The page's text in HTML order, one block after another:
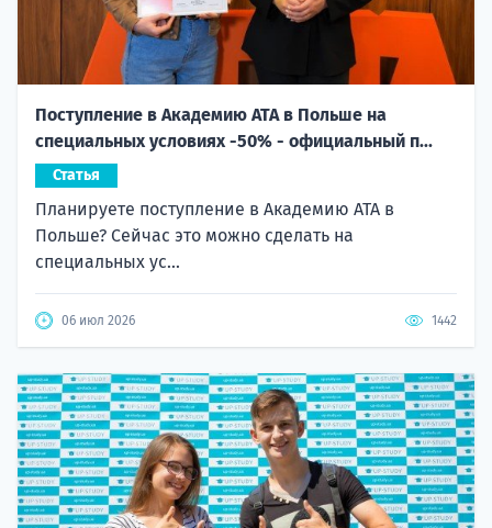
Поступление в Академию ATA в Польше на
специальных условиях -50% - официальный п...
Статья
Планируете поступление в Академию ATA в
Польше? Сейчас это можно сделать на
специальных ус...
06 июл 2026 1442